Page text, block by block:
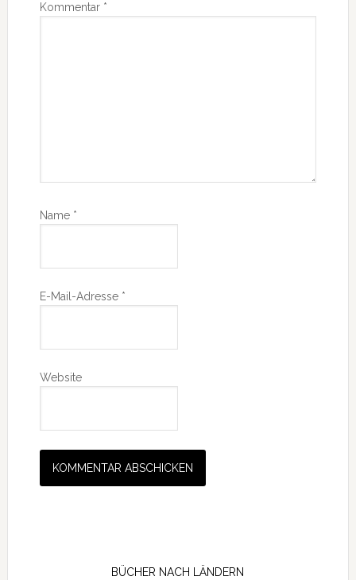
Kommentar *
Name *
E-Mail-Adresse *
Website
BÜCHER NACH LÄNDERN